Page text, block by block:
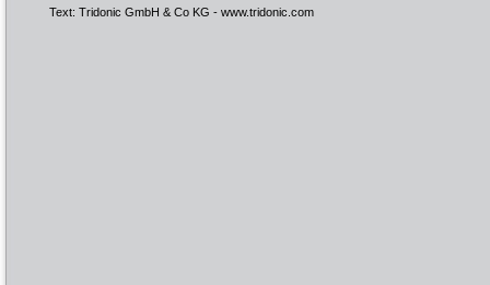
Text: Tridonic GmbH & Co KG - www.tridonic.com